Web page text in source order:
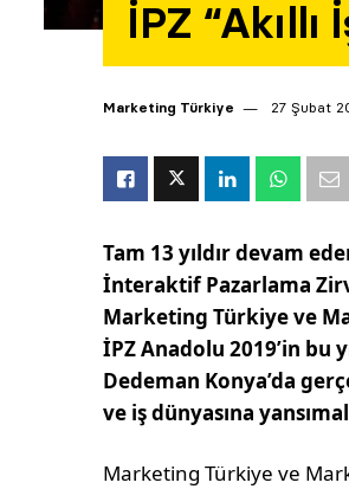
İPZ “Akıllı
Marketing Türkiye 27 Şubat
Tam 13 yıldır devam
İnteraktif Pazarlama
Marketing Türkiye ve
İPZ Anadolu 2019’in bu
Dedeman Konya’da
ve iş dünyasına
Marketing Türkiye ve